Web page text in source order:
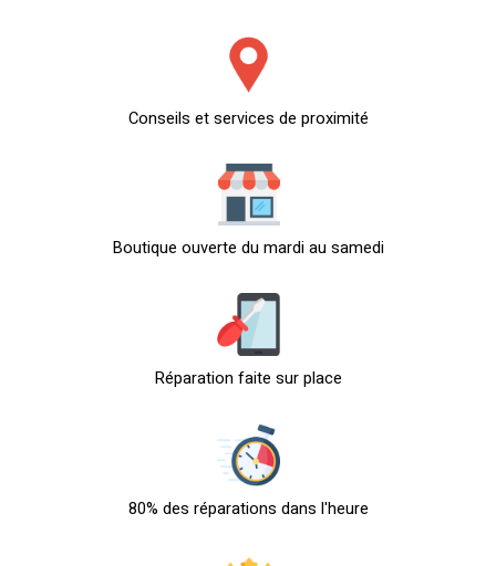
Conseils et services de proximité
Boutique ouverte du mardi au samedi
Réparation faite sur place
80% des réparations dans l'heure